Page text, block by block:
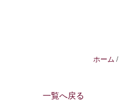
ホーム /
一覧へ戻る